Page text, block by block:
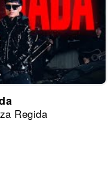
Regida